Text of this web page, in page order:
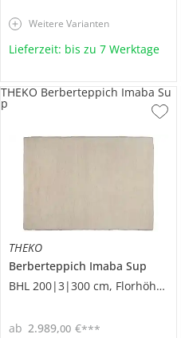
Weitere Varianten
Lieferzeit: bis zu 7 Werktage
THEKO
Berberteppich Imaba Sup
BHL 200|3|300 cm, Florhöhe 2,4 cm
ab 2.989,00 €***
THEKO Berberteppich Imaba Su
p